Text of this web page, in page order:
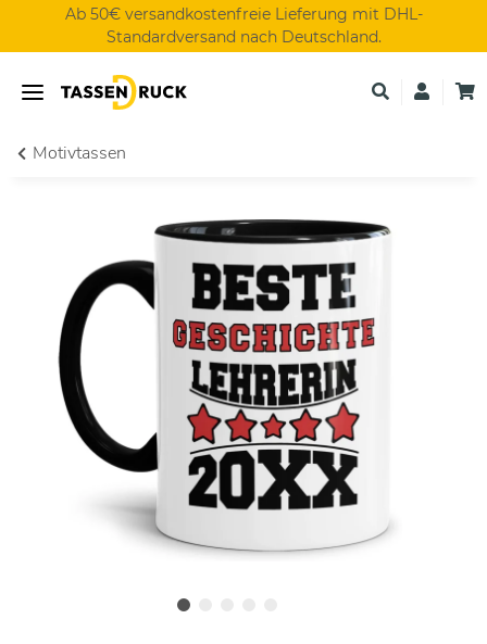
Ab 50€ versandkostenfreie Lieferung mit DHL-
Standardversand nach Deutschland.
Motivtassen